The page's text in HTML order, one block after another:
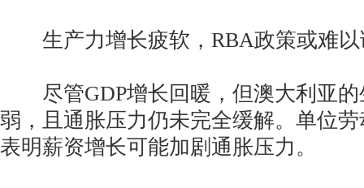
生产力增长疲软，RBA政策或难以
尽管GDP增长回暖，但澳大利亚的
弱，且通胀压力仍未完全缓解。单位
表明薪资增长可能加剧通胀压力。